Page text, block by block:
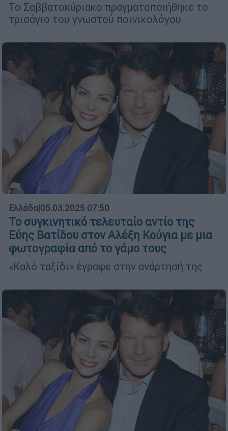
Το Σαββατοκύριακο πραγματοποιήθηκε το
τρισάγιο του γνωστού ποινικολόγου
Ελλάδα|05.03.2025 07:50
Το συγκινητικό τελευταίο αντίο της
Εύης Βατίδου στον Αλέξη Κούγια με μια
φωτογραφία από το γάμο τους
«Καλό ταξίδι» έγραψε στην ανάρτησή της